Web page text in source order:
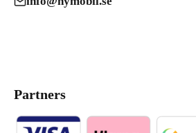
Partners